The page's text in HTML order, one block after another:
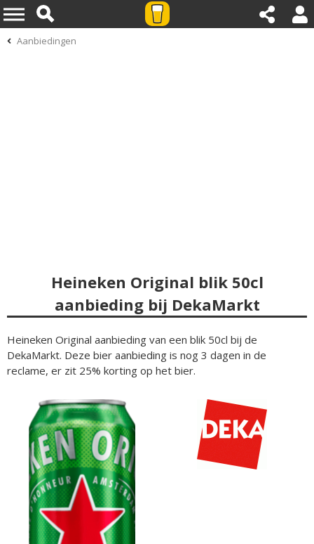
Aanbiedingen
Heineken Original blik 50cl
aanbieding bij DekaMarkt
Heineken Original aanbieding van een blik 50cl bij de
DekaMarkt. Deze bier aanbieding is nog 3 dagen in de
reclame, er zit 25% korting op het bier.